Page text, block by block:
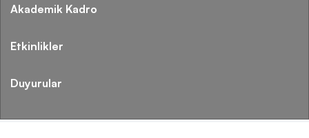
Akademik Kadro
Etkinlikler
Duyurular